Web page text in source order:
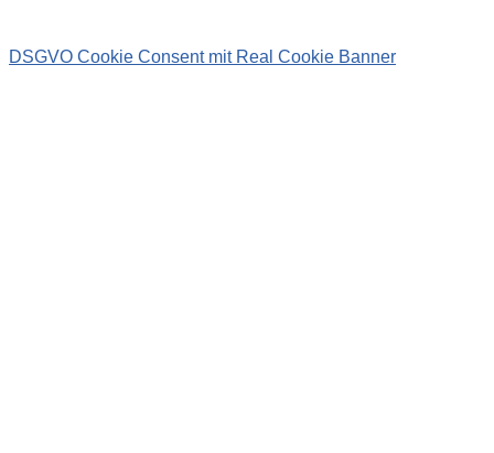
DSGVO Cookie Consent mit Real Cookie Banner